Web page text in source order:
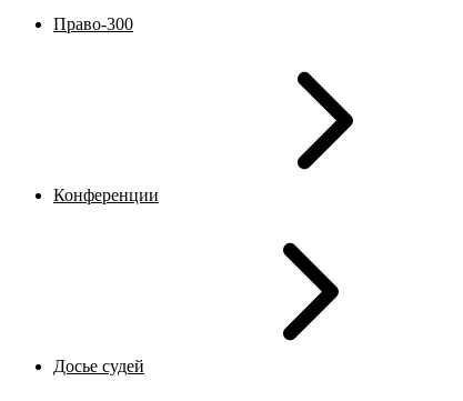
Право-300
Конференции
Досье судей